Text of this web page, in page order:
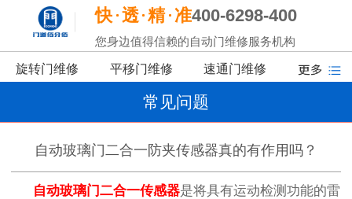
快 透 精 准400-6298-400
您身边值得信赖的自动门维修服务机构
旋转门维修 平移门维修 速通门维修
常见问题
自动玻璃门二合一防夹传感器真的有作用吗？
自动玻璃门二合一传感器是将具有运动检测功能的雷